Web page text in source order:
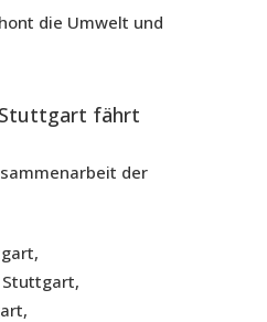
die Umwelt und
fährt
der